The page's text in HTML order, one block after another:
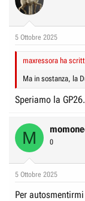
5 Ottobre 2025
maxressora ha
Ma in sostanza, la
Speriamo la
M 0
5 Ottobre 2025
Per